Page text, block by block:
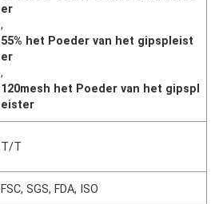
er
,
55% het Poeder van het gipspleist
er
,
120mesh het Poeder van het gipspl
eister
T/T
FSC, SGS, FDA, ISO